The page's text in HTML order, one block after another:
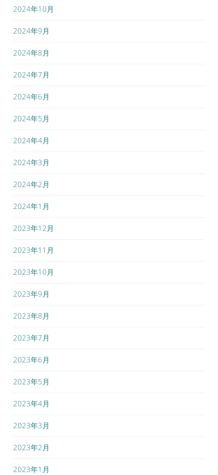
2024年10月
2024年9月
2024年8月
2024年7月
2024年6月
2024年5月
2024年4月
2024年3月
2024年2月
2024年1月
2023年12月
2023年11月
2023年10月
2023年9月
2023年8月
2023年7月
2023年6月
2023年5月
2023年4月
2023年3月
2023年2月
2023年1月